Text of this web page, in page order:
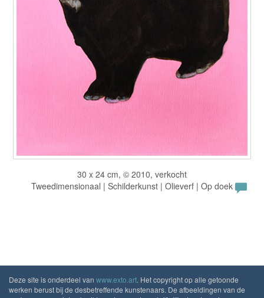
30 x 24 cm, © 2010, verkocht
Tweedimensionaal | Schilderkunst | Olieverf | Op doek
Deze site is onderdeel van www.exto.art. Het copyright op alle getoonde
werken berust bij de desbetreffende kunstenaars. De afbeeldingen van de